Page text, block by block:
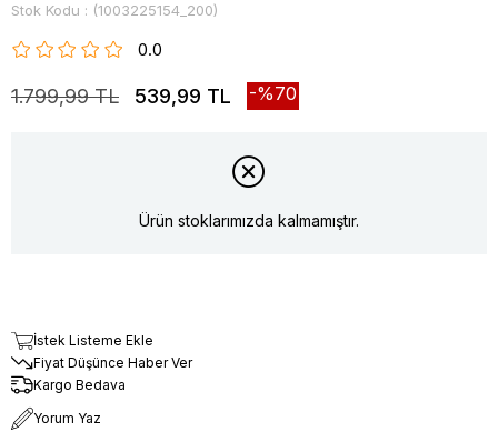
Stok Kodu (1003225154_200)
0.0
1.799,99 TL 539,99 TL 70
Ürün stoklarımızda kalmamıştır.
İstek Listeme Ekle
Fiyat Düşünce Haber Ver
Kargo Bedava
Yorum Yaz